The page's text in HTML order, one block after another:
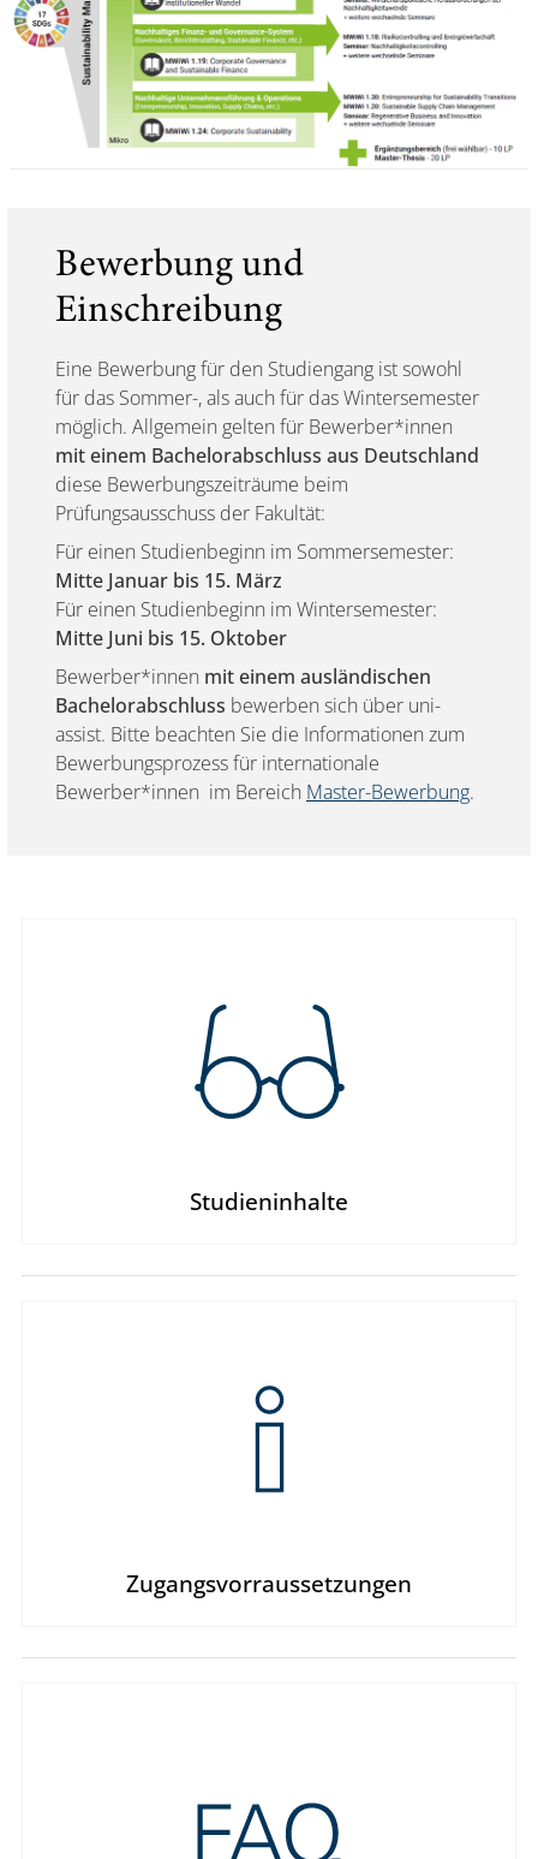
Bewerbung und
Einschreibung
Eine Bewerbung für den Studiengang ist sowohl
für das Sommer-, als auch für das Wintersemester
möglich. Allgemein gelten für Bewerber*innen
mit einem Bachelorabschluss aus Deutschland
diese Bewerbungszeiträume beim
Prüfungsausschuss der Fakultät:
Für einen Studienbeginn im Sommersemester:
Mitte Januar bis 15. März
Für einen Studienbeginn im Wintersemester:
Mitte Juni bis 15. Oktober
Bewerber*innen mit einem ausländischen
Bachelorabschluss bewerben sich über uni-
assist. Bitte beachten Sie die Informationen zum
Bewerbungsprozess für internationale
Bewerber*innen im Bereich Master-Bewerbung.
Studieninhalte
Zugangsvorraussetzungen